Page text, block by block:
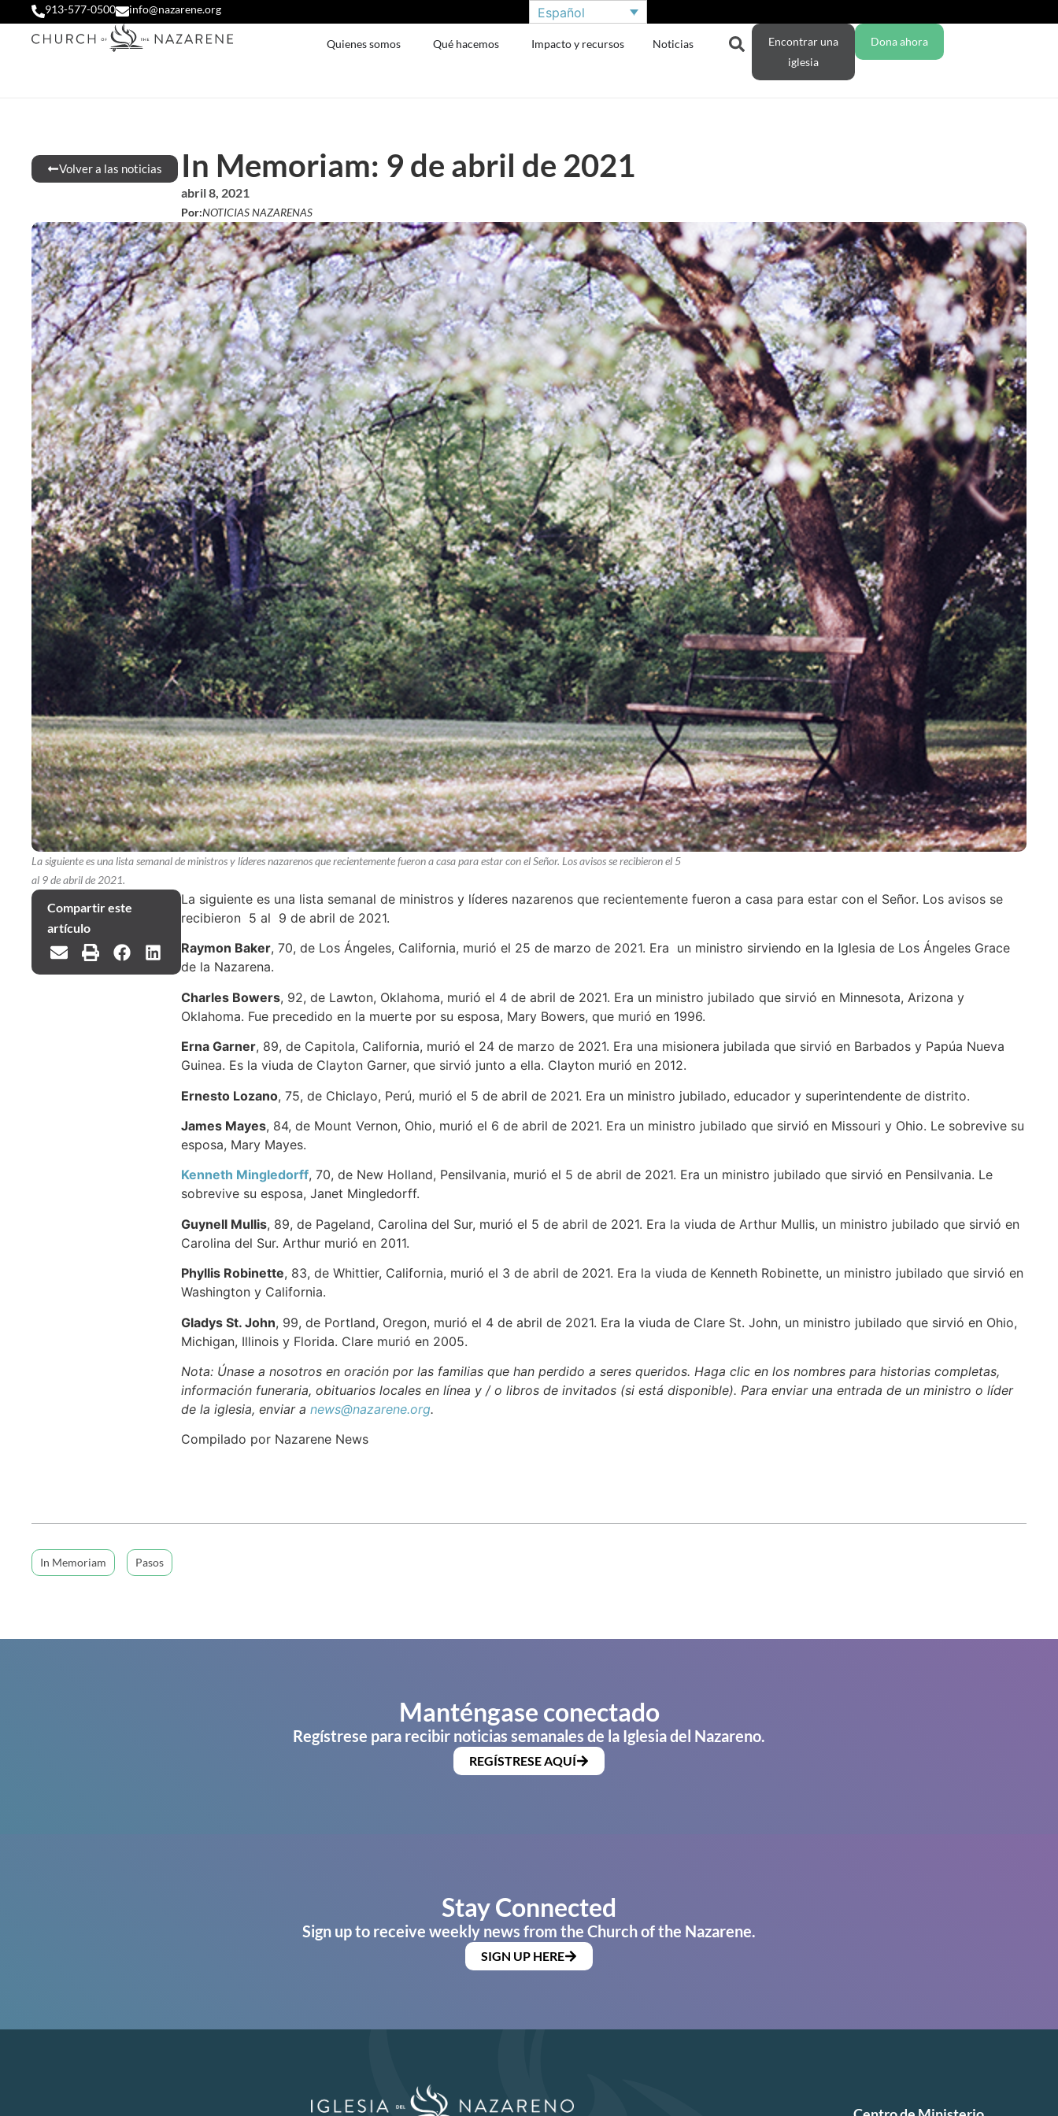
913-577-0500 info@nazarene.org Español
Quienes somos Qué hacemos Impacto y recursos Noticias
Encontrar una
iglesia
Dona ahora
Volver a las noticias In Memoriam: 9 de abril de 2021
abril 8, 2021
Por:NOTICIAS NAZARENAS
La siguiente es una lista semanal de ministros y líderes nazarenos que recientemente fueron a casa para estar con el Señor. Los avisos se recibieron el 5
al 9 de abril de 2021.
Compartir este
artículo
La siguiente es una lista semanal de ministros y líderes nazarenos que recientemente fueron a casa para estar con el Señor. Los avisos se
recibieron 5 al 9 de abril de 2021.
Raymon Baker, 70, de Los Ángeles, California, murió el 25 de marzo de 2021. Era un ministro sirviendo en la Iglesia de Los Ángeles Grace
de la Nazarena.
Charles Bowers, 92, de Lawton, Oklahoma, murió el 4 de abril de 2021. Era un ministro jubilado que sirvió en Minnesota, Arizona y
Oklahoma. Fue precedido en la muerte por su esposa, Mary Bowers, que murió en 1996.
Erna Garner, 89, de Capitola, California, murió el 24 de marzo de 2021. Era una misionera jubilada que sirvió en Barbados y Papúa Nueva
Guinea. Es la viuda de Clayton Garner, que sirvió junto a ella. Clayton murió en 2012.
Ernesto Lozano, 75, de Chiclayo, Perú, murió el 5 de abril de 2021. Era un ministro jubilado, educador y superintendente de distrito.
James Mayes, 84, de Mount Vernon, Ohio, murió el 6 de abril de 2021. Era un ministro jubilado que sirvió en Missouri y Ohio. Le sobrevive su
esposa, Mary Mayes.
Kenneth Mingledorff, 70, de New Holland, Pensilvania, murió el 5 de abril de 2021. Era un ministro jubilado que sirvió en Pensilvania. Le
sobrevive su esposa, Janet Mingledorff.
Guynell Mullis, 89, de Pageland, Carolina del Sur, murió el 5 de abril de 2021. Era la viuda de Arthur Mullis, un ministro jubilado que sirvió en
Carolina del Sur. Arthur murió en 2011.
Phyllis Robinette, 83, de Whittier, California, murió el 3 de abril de 2021. Era la viuda de Kenneth Robinette, un ministro jubilado que sirvió en
Washington y California.
Gladys St. John, 99, de Portland, Oregon, murió el 4 de abril de 2021. Era la viuda de Clare St. John, un ministro jubilado que sirvió en Ohio,
Michigan, Illinois y Florida. Clare murió en 2005.
Nota: Únase a nosotros en oración por las familias que han perdido a seres queridos. Haga clic en los nombres para historias completas,
información funeraria, obituarios locales en línea y / o libros de invitados (si está disponible). Para enviar una entrada de un ministro o líder
de la iglesia, enviar a news@nazarene.org.
Compilado por Nazarene News
In Memoriam Pasos
Manténgase conectado
Regístrese para recibir noticias semanales de la Iglesia del Nazareno.
REGÍSTRESE AQUÍ
Stay Connected
Sign up to receive weekly news from the Church of the Nazarene.
SIGN UP HERE